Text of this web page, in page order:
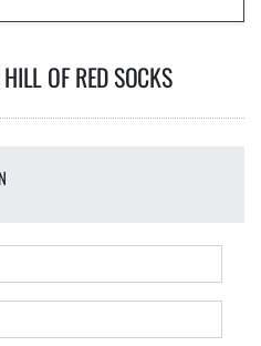
OF RED SOCKS